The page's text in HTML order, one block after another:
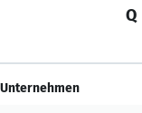
Q
Unternehmen